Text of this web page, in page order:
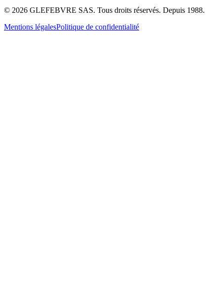
© 2026 GLEFEBVRE SAS. Tous droits réservés. Depuis 1988.
Mentions légalesPolitique de confidentialité